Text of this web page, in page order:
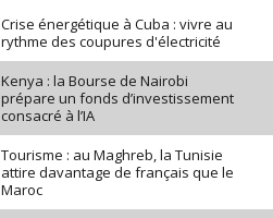
Crise énergétique à Cuba : vivre au
rythme des coupures d'électricité
Kenya : la Bourse de Nairobi
prépare un fonds d’investissement
consacré à l’IA
Tourisme : au Maghreb, la Tunisie
attire davantage de français que le
Maroc